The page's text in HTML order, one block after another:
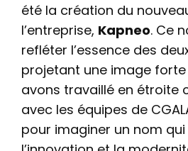
été la création du
l’entreprise, Kapneo. Ce
refléter l’essence des
projetant une image forte
avons travaillé en étroite
avec les équipes de
pour imaginer un nom